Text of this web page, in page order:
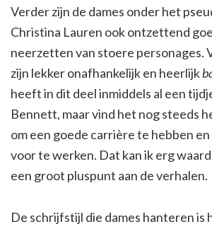
Verder zijn de dames onder het
Christina Lauren ook ontzettend
neerzetten van stoere personages.
zijn lekker onafhankelijk en heerlijk
heeft in dit deel inmiddels al een
Bennett, maar vind het nog steeds
om een goede carrière te hebben
voor te werken. Dat kan ik erg
een groot pluspunt aan de verhalen.
De schrijfstijl die dames hanteren is